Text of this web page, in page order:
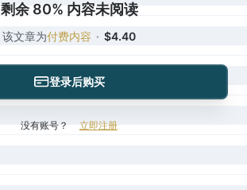
剩余 80% 内容未阅读
该文章为付费内容 · $4.40
登录后购买
没有账号？ 立即注册